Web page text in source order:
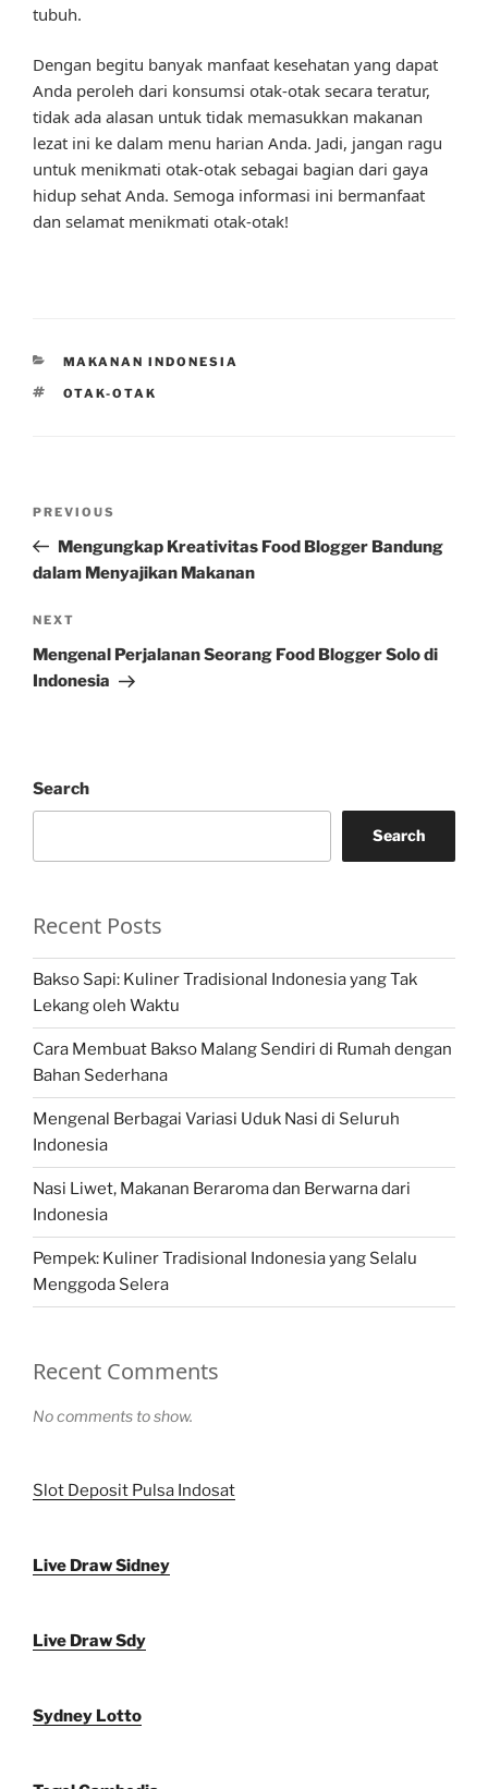
tubuh.
Dengan begitu banyak manfaat kesehatan yang dapat
Anda peroleh dari konsumsi otak-otak secara teratur,
tidak ada alasan untuk tidak memasukkan makanan
lezat ini ke dalam menu harian Anda. Jadi, jangan ragu
untuk menikmati otak-otak sebagai bagian dari gaya
hidup sehat Anda. Semoga informasi ini bermanfaat
dan selamat menikmati otak-otak!
CATEGORIES
MAKANAN INDONESIA
TAGS
OTAK-OTAK
Previous
Post
PREVIOUS
Mengungkap Kreativitas Food Blogger Bandung
dalam Menyajikan Makanan
Next
Post
NEXT
Mengenal Perjalanan Seorang Food Blogger Solo di
Indonesia
Search
Search
Recent Posts
Bakso Sapi: Kuliner Tradisional Indonesia yang Tak
Lekang oleh Waktu
Cara Membuat Bakso Malang Sendiri di Rumah dengan
Bahan Sederhana
Mengenal Berbagai Variasi Uduk Nasi di Seluruh
Indonesia
Nasi Liwet, Makanan Beraroma dan Berwarna dari
Indonesia
Pempek: Kuliner Tradisional Indonesia yang Selalu
Menggoda Selera
Recent Comments
No comments to show.
Slot Deposit Pulsa Indosat
Live Draw Sidney
Live Draw Sdy
Sydney Lotto